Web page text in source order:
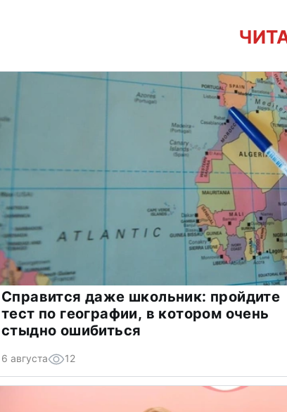
Справится даже школьник: пройдите
тест по географии, в котором очень
стыдно ошибиться
6 августа 12